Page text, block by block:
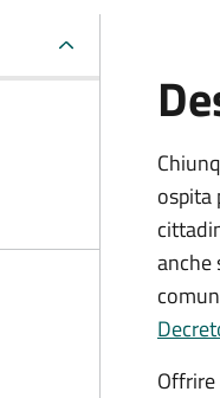
ospita
anche